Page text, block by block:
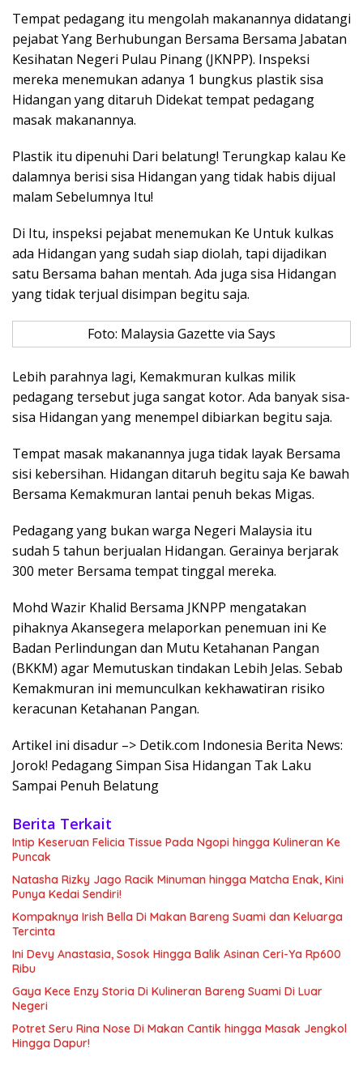
Tempat pedagang itu mengolah makanannya didatangi
pejabat Yang Berhubungan Bersama Bersama Jabatan
Kesihatan Negeri Pulau Pinang (JKNPP). Inspeksi
mereka menemukan adanya 1 bungkus plastik sisa
Hidangan yang ditaruh Didekat tempat pedagang
masak makanannya.
Plastik itu dipenuhi Dari belatung! Terungkap kalau Ke
dalamnya berisi sisa Hidangan yang tidak habis dijual
malam Sebelumnya Itu!
Di Itu, inspeksi pejabat menemukan Ke Untuk kulkas
ada Hidangan yang sudah siap diolah, tapi dijadikan
satu Bersama bahan mentah. Ada juga sisa Hidangan
yang tidak terjual disimpan begitu saja.
Foto: Malaysia Gazette via Says
Lebih parahnya lagi, Kemakmuran kulkas milik
pedagang tersebut juga sangat kotor. Ada banyak sisa-
sisa Hidangan yang menempel dibiarkan begitu saja.
Tempat masak makanannya juga tidak layak Bersama
sisi kebersihan. Hidangan ditaruh begitu saja Ke bawah
Bersama Kemakmuran lantai penuh bekas Migas.
Pedagang yang bukan warga Negeri Malaysia itu
sudah 5 tahun berjualan Hidangan. Gerainya berjarak
300 meter Bersama tempat tinggal mereka.
Mohd Wazir Khalid Bersama JKNPP mengatakan
pihaknya Akansegera melaporkan penemuan ini Ke
Badan Perlindungan dan Mutu Ketahanan Pangan
(BKKM) agar Memutuskan tindakan Lebih Jelas. Sebab
Kemakmuran ini memunculkan kekhawatiran risiko
keracunan Ketahanan Pangan.
Artikel ini disadur –> Detik.com Indonesia Berita News:
Jorok! Pedagang Simpan Sisa Hidangan Tak Laku
Sampai Penuh Belatung
Berita Terkait
Intip Keseruan Felicia Tissue Pada Ngopi hingga Kulineran Ke
Puncak
Natasha Rizky Jago Racik Minuman hingga Matcha Enak, Kini
Punya Kedai Sendiri!
Kompaknya Irish Bella Di Makan Bareng Suami dan Keluarga
Tercinta
Ini Devy Anastasia, Sosok Hingga Balik Asinan Ceri-Ya Rp600
Ribu
Gaya Kece Enzy Storia Di Kulineran Bareng Suami Di Luar
Negeri
Potret Seru Rina Nose Di Makan Cantik hingga Masak Jengkol
Hingga Dapur!